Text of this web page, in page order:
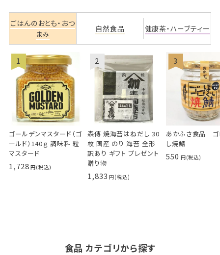
ごはんのおとも・おつ
まみ
自然食品 健康茶・ハーブティー
ゴールデンマスタード（ゴ
ールド）140ｇ 調味料 粒
マスタード
1,728
森傳 焼海苔はねだし 30
枚 国産 のり 海苔 全形
訳あり ギフト プレゼント
贈り物
1,833
あかふさ食品 ゴ
し焼鯖
550
食品 カテゴリから探す